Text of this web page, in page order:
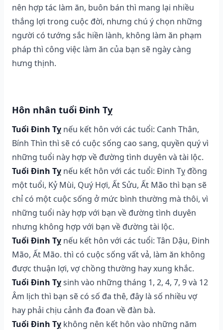
nên hợp tác làm ăn, buôn bán thì mang lại nhiều
thắng lợi trong cuộc đời, nhưng chú ý chọn những
người có tướng sắc hiền lành, không làm ăn phạm
pháp thì công việc làm ăn của bạn sẽ ngày càng
hưng thịnh.
Hôn nhân tuổi Đinh Tỵ
Tuổi Đinh Tỵ nếu kết hôn với các tuổi: Canh Thân,
Bính Thìn thì sẽ có cuộc sống cao sang, quyền quý vì
những tuổi này hợp về đường tình duyên và tài lộc.
Tuổi Đinh Tỵ nếu kết hôn với các tuổi: Đinh Tỵ đồng
một tuổi, Kỷ Mùi, Quý Hợi, Ất Sửu, Ất Mão thì bạn sẽ
chỉ có một cuộc sống ở mức bình thường mà thôi, vì
những tuổi này hợp với bạn về đường tình duyên
nhưng không hợp với bạn về đường tài lộc.
Tuổi Đinh Tỵ nếu kết hôn với các tuổi: Tân Dậu, Đinh
Mão, Ất Mão. thì có cuộc sống vất vả, làm ăn không
được thuận lợi, vợ chồng thường hay xung khắc.
Tuổi Đinh Tỵsinh vào những tháng 1, 2, 4, 7, 9 và 12
Âm lịch thì bạn sẽ có số đa thê, đây là số nhiều vợ
hay phải chịu cảnh đa đoan về đàn bà.
Tuổi Đinh Tỵ không nên kết hôn vào những năm